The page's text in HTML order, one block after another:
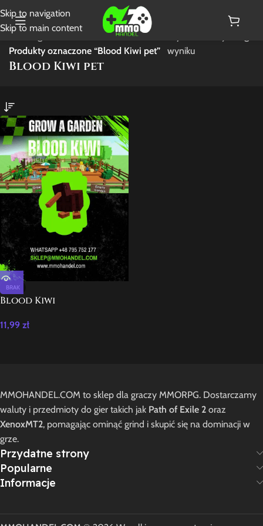
Skip to navigation
Skip to main content
Strona główna
Produkty oznaczone “Blood Kiwi pet”
wyniku
Blood Kiwi pet
BRAK
Blood Kiwi
11,99 zł
MMOHANDEL.COM to sklep dla graczy MMORPG. Dostarczamy
waluty i przedmioty do gier takich jak Path of Exile 2 oraz
XenoxMT2, pomagając ominąć grind i skupić się na dominacji w
grze.
Przydatne strony
Popularne
Informacje